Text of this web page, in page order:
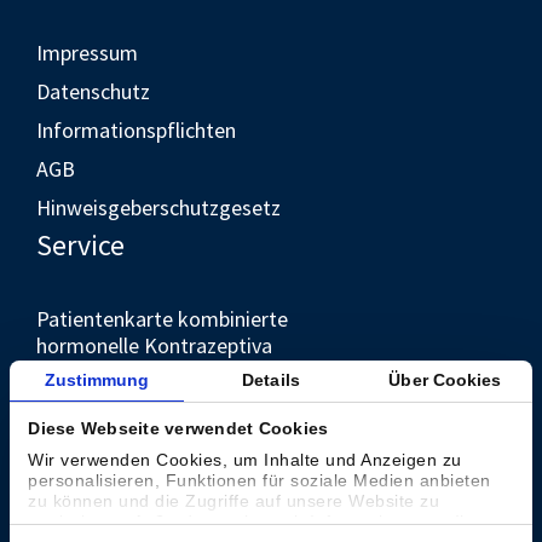
Zustimmung Details Über Cookies
Diese Webseite verwendet Cookies
Wir verwenden Cookies, um Inhalte und Anzeigen zu
personalisieren, Funktionen für soziale Medien anbieten
zu können und die Zugriffe auf unsere Website zu
analysieren. Außerdem geben wir Informationen zu Ihrer
Impressum
Datenschutz
Informationspflichten
AGB
Hinweisgeberschutzgesetz
Service
Patientenkarte kombinierte
hormonelle Kontrazeptiva
Unternehmen
Kontakt
Presse
Weltweit